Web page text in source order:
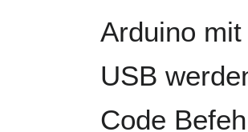
Arduino
USB
Code